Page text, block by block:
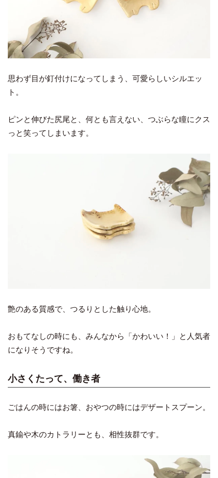
思わず目が釘付けになってしまう、可愛らしいシルエッ
ト。
ピンと伸びた尻尾と、何とも言えない、つぶらな瞳にクス
っと笑ってしまいます。
艶のある質感で、つるりとした触り心地。
おもてなしの時にも、みんなから「かわいい！」と人気者
になりそうですね。
小さくたって、働き者
ごはんの時にはお箸、おやつの時にはデザートスプーン。
真鍮や木のカトラリーとも、相性抜群です。